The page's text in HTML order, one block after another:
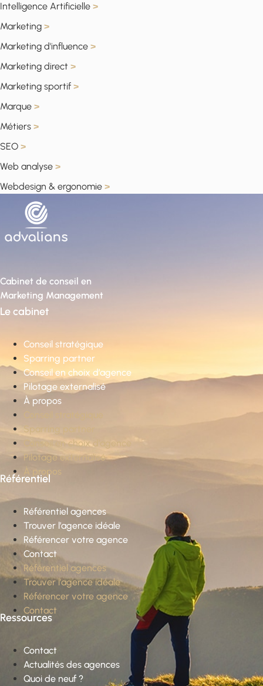
Intelligence Artificielle >
Marketing >
Marketing d'influence >
Marketing direct >
Marketing sportif >
Marque >
Métiers >
SEO >
Web analyse >
Webdesign & ergonomie >
Cabinet de conseil en
Marketing Management
Le cabinet
Conseil stratégique
Sparring partner
Conseil en choix d’agence
Pilotage externalisé
À propos
Conseil stratégique
Sparring partner
Conseil en choix d’agence
Pilotage externalisé
À propos
Référentiel
Référentiel agences
Trouver l’agence idéale
Référencer votre agence
Contact
Référentiel agences
Trouver l’agence idéale
Référencer votre agence
Contact
Ressources
Contact
Actualités des agences
Quoi de neuf ?